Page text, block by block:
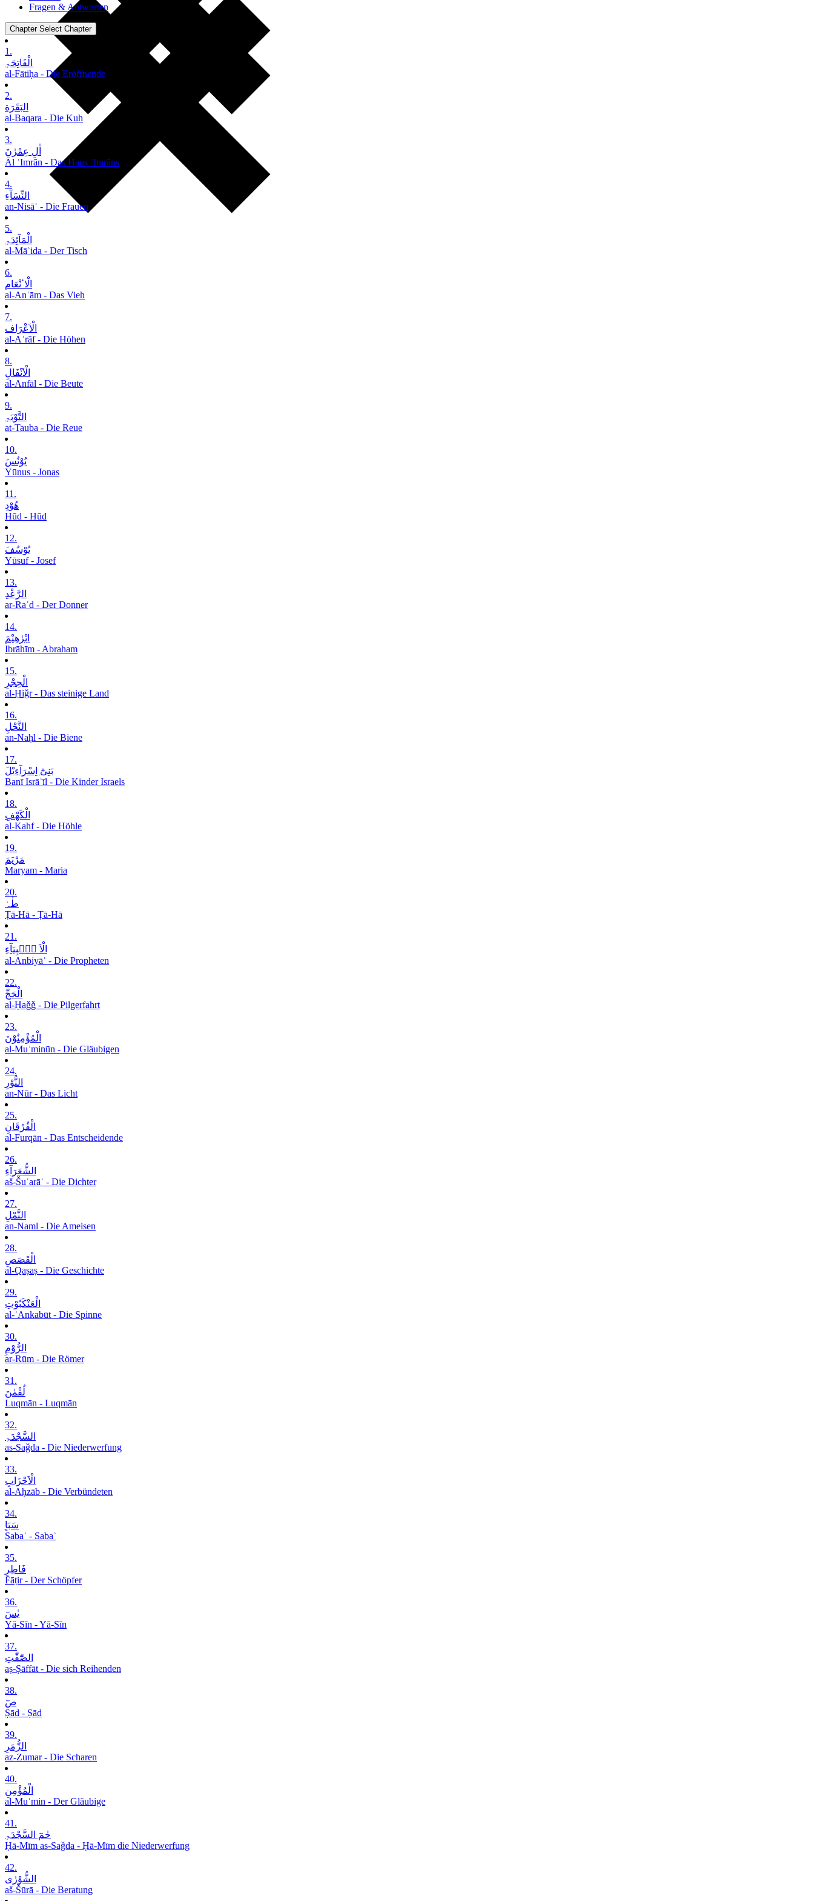
Fragen & Antworten
Chapter Select Chapter
1.
الْفَاتِحَۃِ
al-Fātiḥa - Die Eröffnende
2.
البَقَرَة
al-Baqara - Die Kuh
3.
اٰلِ عِمْرٰنَ
Āl ʿImrān - Das Haus ʿImrāns
4.
النِّسَآءِ
an-Nisāʾ - Die Frauen
5.
الْمَآئِدَۃِ
al-Māʾida - Der Tisch
6.
الْاٴنْعَام
al-Anʿām - Das Vieh
7.
الْاَعْرَاف
al-Aʿrāf - Die Höhen
8.
الْاَنْفَالِ
al-Anfāl - Die Beute
9.
التَّوْبَۃِ
at-Tauba - Die Reue
10.
یُوْنُسَ
Yūnus - Jonas
11.
ھُوْدِ
Hūd - Hūd
12.
یُوْسُفَ
Yūsuf - Josef
13.
الرَّعْدِ
ar-Raʿd - Der Donner
14.
اِبْرٰھِیْمَ
Ibrāhīm - Abraham
15.
الْحِجْرِ
al-Ḥiǧr - Das steinige Land
16.
النَّحْلِ
an-Naḥl - Die Biene
17.
بَنِیْٓ اِسْرَآءِیْلَ
Banī Isrāʾīl - Die Kinder Israels
18.
الْکَھْفِ
al-Kahf - Die Höhle
19.
مَرْیَمَ
Maryam - Maria
20.
طٰہٰ
Ṭā-Hā - Ṭā-Hā
21.
الْاَ نۡۢبِیَآءِ
al-Anbiyāʾ - Die Propheten
22.
الْحَجِّ
al-Ḥaǧǧ - Die Pilgerfahrt
23.
الْمُؤْمِنُوْنَ
al-Muʾminūn - Die Gläubigen
24.
النُّوْرِ
an-Nūr - Das Licht
25.
الْفُرْقَانِ
al-Furqān - Das Entscheidende
26.
الشُّعَرَآءِ
aš-Šuʿarāʾ - Die Dichter
27.
النَّمْلِ
an-Naml - Die Ameisen
28.
الْقَصَصِ
al-Qaṣaṣ - Die Geschichte
29.
الْعَنْکَبُوْتِ
al-ʿAnkabūt - Die Spinne
30.
الرُّوْمِ
ar-Rūm - Die Römer
31.
لُقْمٰنَ
Luqmān - Luqmān
32.
السَّجْدَۃِ
as-Saǧda - Die Niederwerfung
33.
الْاَحْزَابِ
al-Aḥzāb - Die Verbündeten
34.
سَبَاٍ
Sabaʾ - Sabaʾ
35.
فَاطِرٍ
Fāṭir - Der Schöpfer
36.
یٰسٓ
Yā-Sīn - Yā-Sīn
37.
الصّٰٓفّٰتِ
aṣ-Ṣāffāt - Die sich Reihenden
38.
صٓ
Ṣād - Ṣād
39.
الزُّمَرِ
az-Zumar - Die Scharen
40.
الْمُؤْمِنِ
al-Muʾmin - Der Gläubige
41.
حٰمٓ السَّجْدَۃِ
Ḥā-Mīm as-Saǧda - Ḥā-Mīm die Niederwerfung
42.
الشُّوْرٰی
aš-Šūrā - Die Beratung